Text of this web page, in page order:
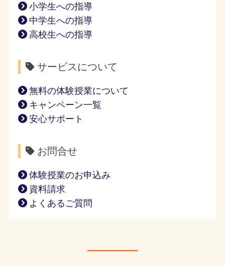
小学生への指導
中学生への指導
高校生への指導
サービスについて
無料の体験授業について
キャンペーン一覧
安心サポート
お問合せ
体験授業のお申込み
資料請求
よくあるご質問